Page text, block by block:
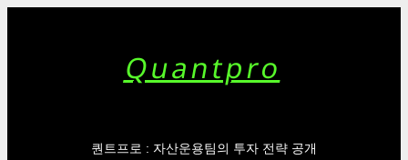
Quantpro
퀀트프로 : 자산운용팀의 투자 전략 공개